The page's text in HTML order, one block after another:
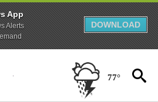
App
Alerts
DOWNLOAD
77°